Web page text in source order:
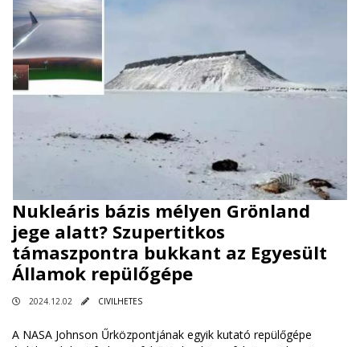
Nukleáris bázis mélyen Grönland
jege alatt? Szupertitkos
támaszpontra bukkant az Egyesült
Államok repülőgépe
2024.12.02 CIVILHETES
A NASA Johnson Űrközpontjának egyik kutató repülőgépe